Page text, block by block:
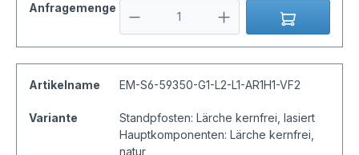
Anfragemenge
Artikelname EM-S6-59350-G1-L2-L1-AR1H1-VF2
Variante
Standpfosten: Lärche kernfrei, lasiert
Hauptkomponenten: Lärche kernfrei,
natur